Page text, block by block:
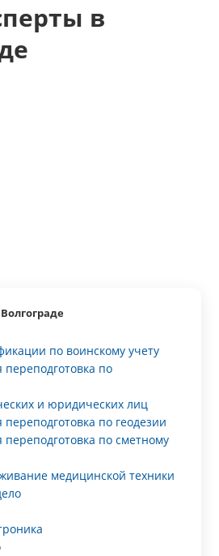
в
по воинскому учету
по
и юридических лиц
по геодезии
по сметному
медицинской техники